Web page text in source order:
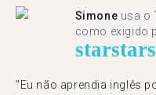
Simone usa o
como exigido
starstar
"Eu não aprendia inglês